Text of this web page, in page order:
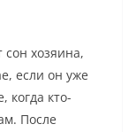
хозяина,
если он уже
когда кто-
После